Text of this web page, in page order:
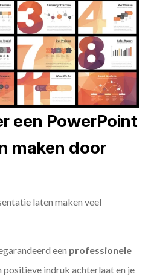
een PowerPoint
maken door
laten maken veel
een professionele
positieve indruk achterlaat en je